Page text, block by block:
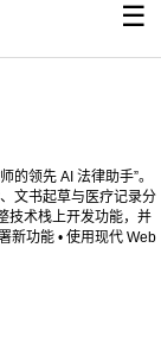
☰
的领先 AI 法律助手”。
文书起草与医疗记录分
技术栈上开发功能，并
新功能 • 使用现代 Web